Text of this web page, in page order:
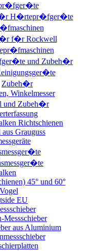
H�rtepr�fger�te
f�r Rockwell
und Zubeh�r
Zubeh�r
Winkelmesser
und Zubeh�r
Richtschienen
Grauguss
45° und 60°
EU
Messschieber
aus Aluminium